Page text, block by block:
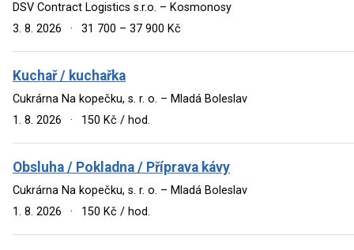
DSV Contract Logistics s.r.o. – Kosmonosy
3. 8. 2026
· 31 700 – 37 900 Kč
Kuchař / kuchařka
Cukrárna Na kopečku, s. r. o. – Mladá Boleslav
1. 8. 2026
· 150 Kč / hod.
Obsluha / Pokladna / Příprava kávy
Cukrárna Na kopečku, s. r. o. – Mladá Boleslav
1. 8. 2026
· 150 Kč / hod.